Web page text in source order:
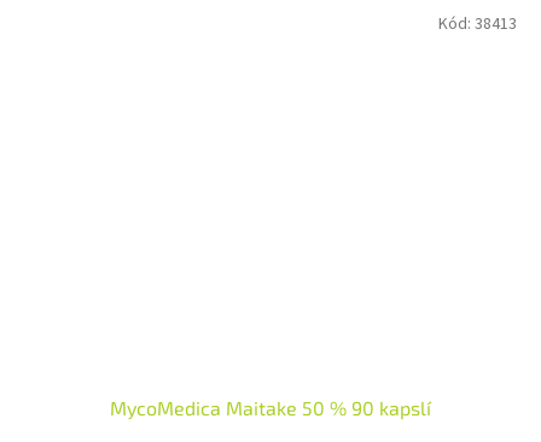
MycoMedica Maitake 50 % 90 kapslí
Kód: 38413